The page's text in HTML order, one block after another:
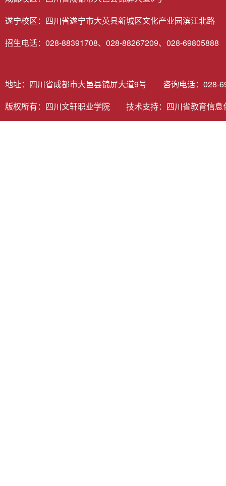
遂宁校区：四川省遂宁市大英县新城区文化产业园滨江北路
招生电话：028-88391708、028-88267209、028-69805888
地址：四川省成都市大邑县锦屏大道9号 咨询电话：
版权所有：四川文轩职业学院 技术支持： 四川省教育信